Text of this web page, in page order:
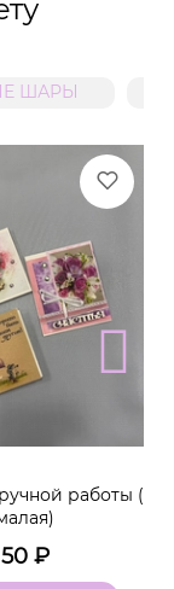
ШАРЫ
работы (
50₽